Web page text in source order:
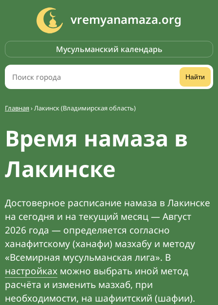
vremyanamaza.org
Мусульманский календарь
Найти
Главная›Лакинск (Владимирская область)
Время намаза в
Лакинске
Достоверное расписание намаза в Лакинске
на сегодня и на текущий месяц — Август
2026 года — определяется согласно
ханафитскому (ханафи) мазхабу и методу
«Всемирная мусульманская лига». В
настройках можно выбрать иной метод
расчёта и изменить мазхаб, при
необходимости, на шафиитский (шафии).